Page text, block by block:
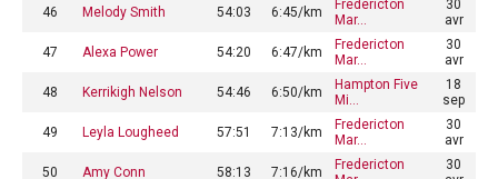
46 Melody Smith 54:03 6:45/km
Fredericton
Mar…
30
avr
47 Alexa Power 54:20 6:47/km
Fredericton
Mar…
30
avr
48 Kerrikigh Nelson 54:46 6:50/km
Hampton Five
Mi…
18
sep
49 Leyla Lougheed 57:51 7:13/km
Fredericton
Mar…
30
avr
50 Amy Conn 58:13 7:16/km
Fredericton
30